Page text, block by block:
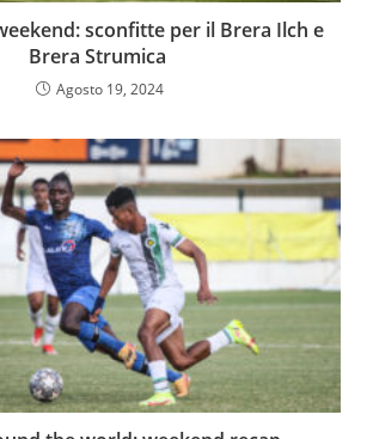
sconfitte per il Brera Ilch e
Brera Strumica
Agosto 19, 2024